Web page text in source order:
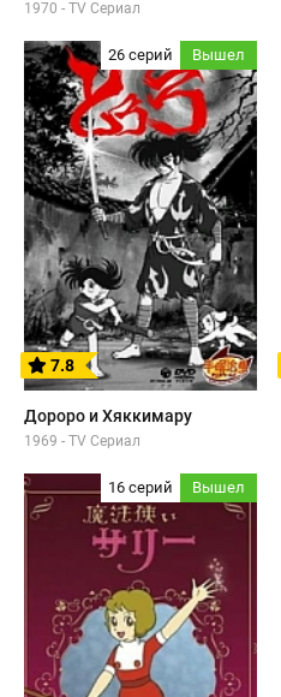
1970 - TV Сериал
26 серий Вышел
7.8
Дороро и Хяккимару
1969 - TV Сериал
16 серий Вышел